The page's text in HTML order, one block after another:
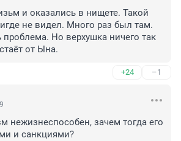
и оказались в нищете. Такой
не видел. Много раз был там.
проблема. Но верхушка ничего так
от Ына.
+24 –1
нежизнеспособен, зачем тогда его
и санкциями?